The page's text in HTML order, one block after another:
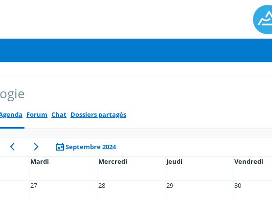
Forum Chat Dossiers partagés
Septembre 2024
Mardi
Mercredi Jeudi Vendredi
27 28 29 30